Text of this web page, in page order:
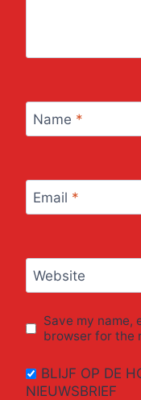
Name *
Email *
Website
Save my name,
browser for the
BLIJF OP DE
NIEUWSBRIEF